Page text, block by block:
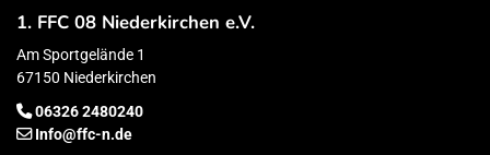
1. FFC 08 Niederkirchen e.V.
Am Sportgelände 1
67150 Niederkirchen
06326 2480240
Info@ffc-n.de